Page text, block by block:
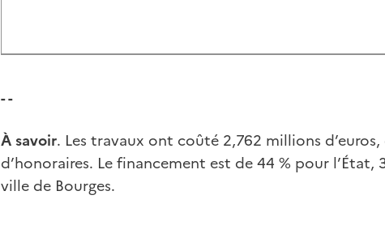
- -
À savoir. Les travaux ont coûté 2,762 millions
d’honoraires. Le financement est de 44 % pour
ville de Bourges.